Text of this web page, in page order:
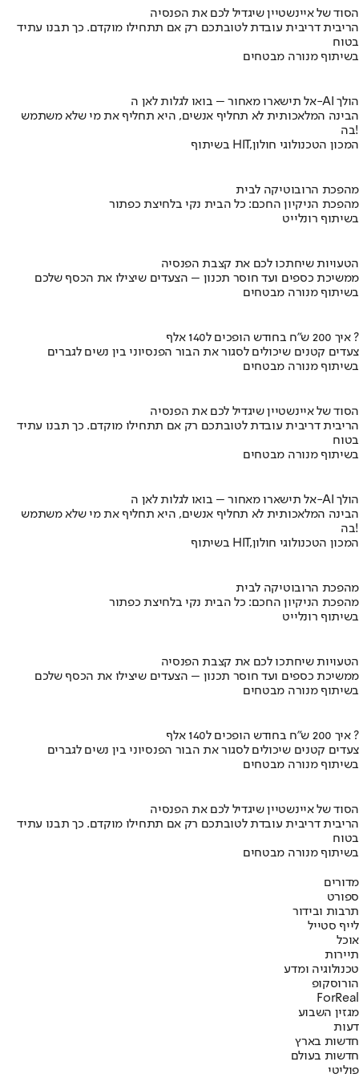
הסוד של איינשטיין שיגדיל לכם את הפנסיה
הריבית דריבית עובדת לטובתכם רק אם תתחילו מוקדם. כך תבנו עתיד
בטוח
בשיתוף מנורה מבטחים
אל תישארו מאחור – בואו לגלות לאן ה-AI הולך
הבינה המלאכותית לא תחליף אנשים, היא תחליף את מי שלא משתמש
בה!
בשיתוף HIT,המכון הטכנולוגי חולון
מהפכת הרובוטיקה לבית
מהפכת הניקיון החכם: כל הבית נקי בלחיצת כפתור
בשיתוף רונלייט
הטעויות שיחתכו לכם את קצבת הפנסיה
ממשיכת כספים ועד חוסר תכנון – הצעדים שיצילו את הכסף שלכם
בשיתוף מנורה מבטחים
איך 200 ש"ח בחודש הופכים ל140 אלף ?
צעדים קטנים שיכולים לסגור את הבור הפנסיוני בין נשים לגברים
בשיתוף מנורה מבטחים
הסוד של איינשטיין שיגדיל לכם את הפנסיה
הריבית דריבית עובדת לטובתכם רק אם תתחילו מוקדם. כך תבנו עתיד
בטוח
בשיתוף מנורה מבטחים
אל תישארו מאחור – בואו לגלות לאן ה-AI הולך
הבינה המלאכותית לא תחליף אנשים, היא תחליף את מי שלא משתמש
בה!
בשיתוף HIT,המכון הטכנולוגי חולון
מהפכת הרובוטיקה לבית
מהפכת הניקיון החכם: כל הבית נקי בלחיצת כפתור
בשיתוף רונלייט
הטעויות שיחתכו לכם את קצבת הפנסיה
ממשיכת כספים ועד חוסר תכנון – הצעדים שיצילו את הכסף שלכם
בשיתוף מנורה מבטחים
איך 200 ש"ח בחודש הופכים ל140 אלף ?
צעדים קטנים שיכולים לסגור את הבור הפנסיוני בין נשים לגברים
בשיתוף מנורה מבטחים
הסוד של איינשטיין שיגדיל לכם את הפנסיה
הריבית דריבית עובדת לטובתכם רק אם תתחילו מוקדם. כך תבנו עתיד
בטוח
בשיתוף מנורה מבטחים
מדורים
ספורט
תרבות ובידור
לייף סטייל
אוכל
תיירות
טכנולוגיה ומדע
הורוסקופ
ForReal
מגזין השבוע
דעות
חדשות בארץ
חדשות בעולם
פוליטי